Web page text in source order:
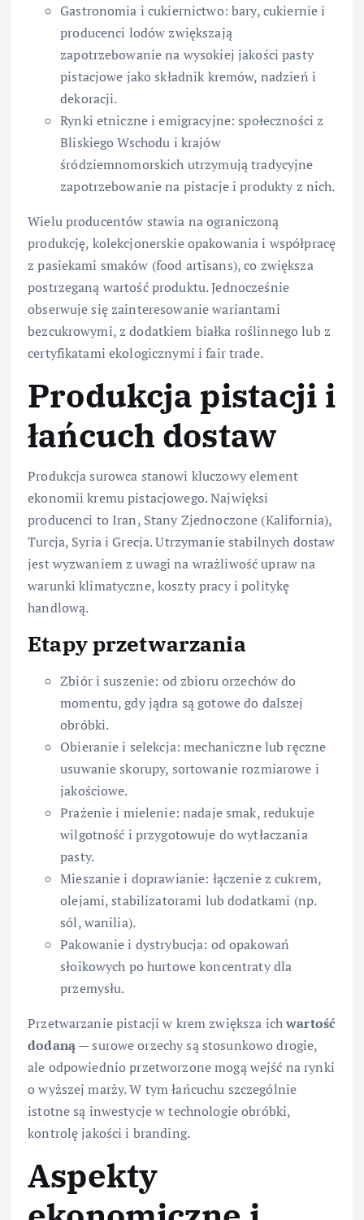
Gastronomia i cukiernictwo: bary, cukiernie i
producenci lodów zwiększają
zapotrzebowanie na wysokiej jakości pasty
pistacjowe jako składnik kremów, nadzień i
dekoracji.
Rynki etniczne i emigracyjne: społeczności z
Bliskiego Wschodu i krajów
śródziemnomorskich utrzymują tradycyjne
zapotrzebowanie na pistacje i produkty z nich.
Wielu producentów stawia na ograniczoną
produkcję, kolekcjonerskie opakowania i współpracę
z pasiekami smaków (food artisans), co zwiększa
postrzeganą wartość produktu. Jednocześnie
obserwuje się zainteresowanie wariantami
bezcukrowymi, z dodatkiem białka roślinnego lub z
certyfikatami ekologicznymi i fair trade.
Produkcja pistacji i
łańcuch dostaw
Produkcja surowca stanowi kluczowy element
ekonomii kremu pistacjowego. Najwięksi
producenci to Iran, Stany Zjednoczone (Kalifornia),
Turcja, Syria i Grecja. Utrzymanie stabilnych dostaw
jest wyzwaniem z uwagi na wrażliwość upraw na
warunki klimatyczne, koszty pracy i politykę
handlową.
Etapy przetwarzania
Zbiór i suszenie: od zbioru orzechów do
momentu, gdy jądra są gotowe do dalszej
obróbki.
Obieranie i selekcja: mechaniczne lub ręczne
usuwanie skorupy, sortowanie rozmiarowe i
jakościowe.
Prażenie i mielenie: nadaje smak, redukuje
wilgotność i przygotowuje do wytłaczania
pasty.
Mieszanie i doprawianie: łączenie z cukrem,
olejami, stabilizatorami lub dodatkami (np.
sól, wanilia).
Pakowanie i dystrybucja: od opakowań
słoikowych po hurtowe koncentraty dla
przemysłu.
Przetwarzanie pistacji w krem zwiększa ichwartość
dodaną— surowe orzechy są stosunkowo drogie,
ale odpowiednio przetworzone mogą wejść na rynki
o wyższej marży. W tym łańcuchu szczególnie
istotne są inwestycje w technologie obróbki,
kontrolę jakości i branding.
Aspekty